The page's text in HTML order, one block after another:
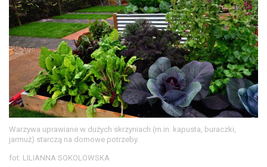
Warzywa uprawiane w dużych skrzyniach (m.in. kapusta, buraczki,
jarmuż) starczą na domowe potrzeby.
fot. LILIANNA SOKOLOWSKA